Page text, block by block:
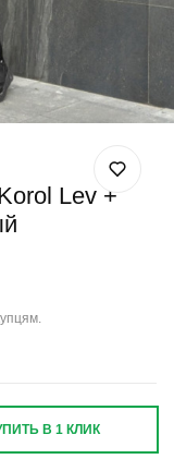
Lev +
В 1 КЛИК